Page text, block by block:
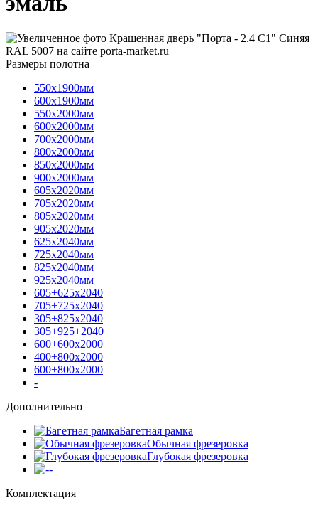
Размеры полотна
550х1900мм
600х1900мм
550х2000мм
600х2000мм
700х2000мм
800х2000мм
850х2000мм
900х2000мм
605х2020мм
705х2020мм
805х2020мм
905х2020мм
625х2040мм
725х2040мм
825х2040мм
925х2040мм
605+625х2040
705+725х2040
305+825х2040
305+925+2040
600+600х2000
400+800х2000
600+800х2000
-
Дополнительно
Багетная рамка
Обычная фрезеровка
Глубокая фрезеровка
-
Комплектация